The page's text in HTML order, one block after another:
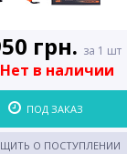
грн. за 1 шт
Нет в наличии
ПОД ЗАКАЗ
О ПОСТУПЛЕНИИ